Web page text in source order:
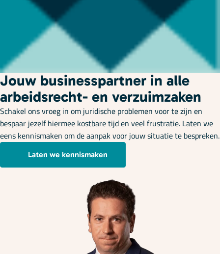
Jouw businesspartner in alle
arbeidsrecht- en verzuimzaken
Schakel ons vroeg in om juridische problemen voor te zijn en
bespaar jezelf hiermee kostbare tijd en veel frustratie. Laten we
eens kennismaken om de aanpak voor jouw situatie te bespreken.
Laten we kennismaken